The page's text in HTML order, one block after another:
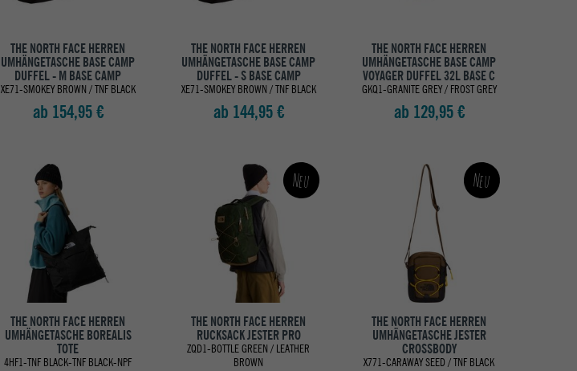
THE NORTH FACE HERREN
UMHÄNGETASCHE BASE CAMP
DUFFEL - M BASE CAMP
XE71-SMOKEY BROWN / TNF BLACK
ab 154,95 €
THE NORTH FACE HERREN
UMHÄNGETASCHE BASE CAMP
DUFFEL - S BASE CAMP
XE71-SMOKEY BROWN / TNF BLACK
ab 144,95 €
THE NORTH FACE HERREN
UMHÄNGETASCHE BASE CAMP
VOYAGER DUFFEL 32L BASE C
GKQ1-GRANITE GREY / FROST GREY
ab 129,95 €
THE NORTH FACE HERREN
UMHÄNGETASCHE BOREALIS
TOTE
4HF1-TNF BLACK-TNF BLACK-NPF
Neu
THE NORTH FACE HERREN
RUCKSACK JESTER PRO
ZQD1-BOTTLE GREEN / LEATHER
BROWN
Neu
THE NORTH FACE HERREN
UMHÄNGETASCHE JESTER
CROSSBODY
X771-CARAWAY SEED / TNF BLACK